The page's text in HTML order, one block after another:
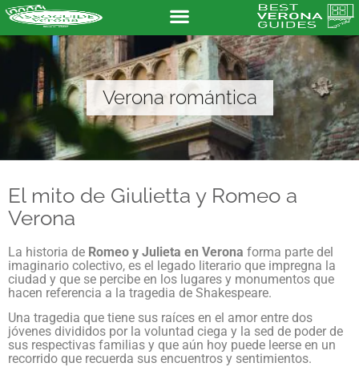
Verona romántica
El mito de Giulietta y Romeo a
Verona
La historia de Romeo y Julieta en Verona forma parte del
imaginario colectivo, es el legado literario que impregna la
ciudad y que se percibe en los lugares y monumentos que
hacen referencia a la tragedia de Shakespeare.
Una tragedia que tiene sus raíces en el amor entre dos
jóvenes divididos por la voluntad ciega y la sed de poder de
sus respectivas familias y que aún hoy puede leerse en un
recorrido que recuerda sus encuentros y sentimientos.